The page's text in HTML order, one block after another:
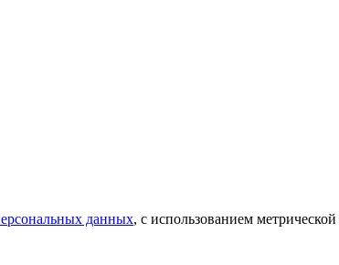
данных, с использованием